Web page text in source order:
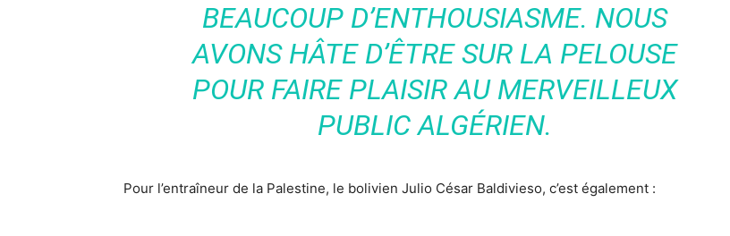
BEAUCOUP D’ENTHOUSIASME. NOUS
AVONS HÂTE D’ÊTRE SUR LA PELOUSE
POUR FAIRE PLAISIR AU MERVEILLEUX
PUBLIC ALGÉRIEN.
Pour l’entraîneur de la Palestine, le bolivien Julio César Baldivieso, c’est également :